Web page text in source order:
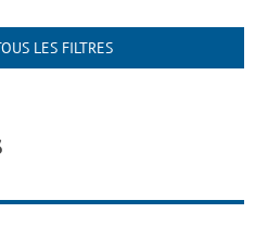
LES FILTRES